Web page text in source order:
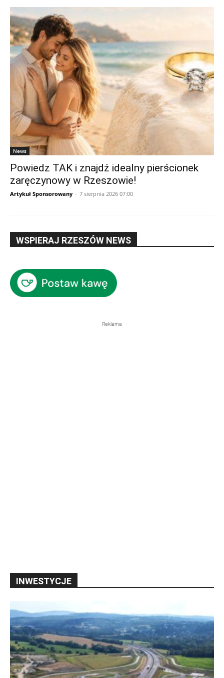
News
Powiedz TAK i znajdź idealny pierścionek
zaręczynowy w Rzeszowie!
Artykuł Sponsorowany - 7 sierpnia 2026 07:00
WSPIERAJ RZESZÓW NEWS
Reklama
INWESTYCJE